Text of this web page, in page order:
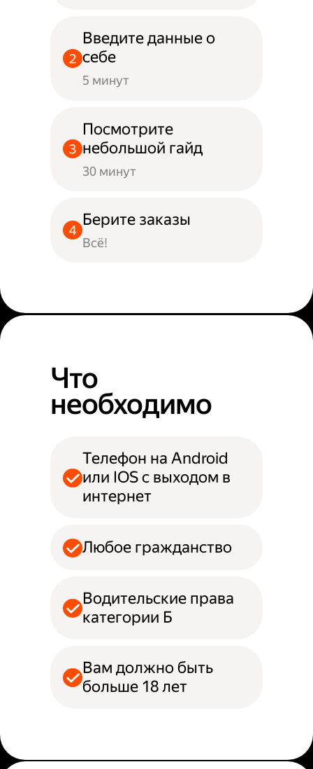
Введите данные о
себе
5 минут
Посмотрите
небольшой гайд
30 минут
Берите заказы
Всё!
Что
необходимо
Телефон на Android
или IOS с выходом в
интернет
Любое гражданство
Водительские права
категории Б
Вам должно быть
больше 18 лет